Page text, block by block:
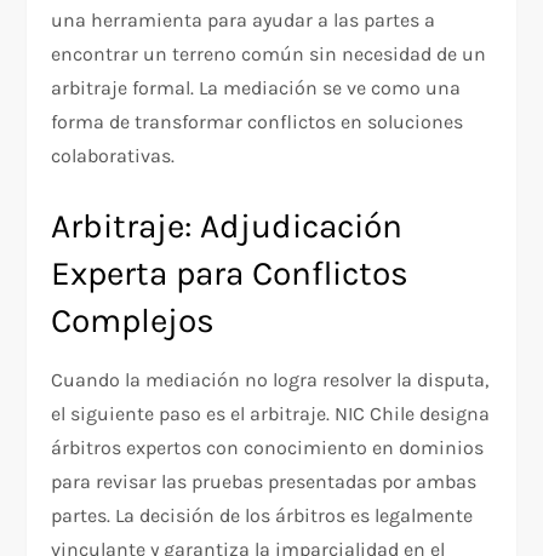
una herramienta para ayudar a las partes a
encontrar un terreno común sin necesidad de un
arbitraje formal. La mediación se ve como una
forma de transformar conflictos en soluciones
colaborativas.
Arbitraje: Adjudicación
Experta para Conflictos
Complejos
Cuando la mediación no logra resolver la disputa,
el siguiente paso es el arbitraje. NIC Chile designa
árbitros expertos con conocimiento en dominios
para revisar las pruebas presentadas por ambas
partes. La decisión de los árbitros es legalmente
vinculante y garantiza la imparcialidad en el